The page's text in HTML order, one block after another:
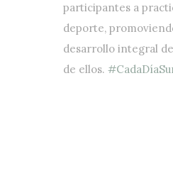
participantes a
deporte,
desarrollo integral
de ellos.